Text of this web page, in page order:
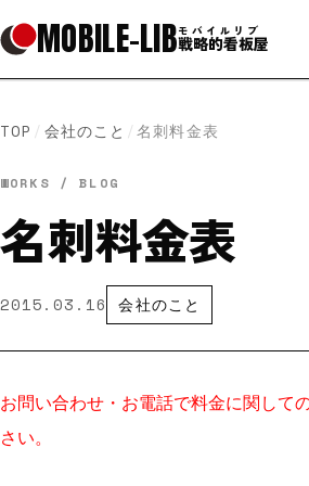
MOBILE-LIBモバイルリブ
戦略的看板屋
TOP / 会社のこと /名刺料金表
WORKS / BLOG
名刺料金表
2015.03.16 会社のこと
お問い合わせ・お電話で料金に関して
さい。